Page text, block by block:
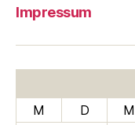
Impressum
M
D M